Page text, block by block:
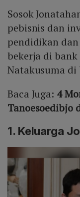
Sosok
pebisnis dan
pendidikan
bekerja di
Natakusuma di
Baca Juga: 4
Tanoesoedibjo
1. Keluarga